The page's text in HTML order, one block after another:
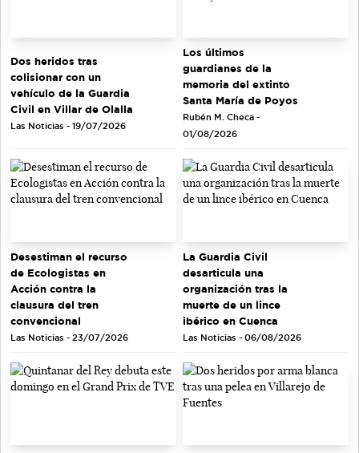
Dos heridos tras
colisionar con un
vehículo de la Guardia
Civil en Villar de Olalla
Las Noticias - 19/07/2026
Los últimos
guardianes de la
memoria del extinto
Santa María de Poyos
Rubén M. Checa -
01/08/2026
Desestiman el recurso
de Ecologistas en
Acción contra la
clausura del tren
convencional
Las Noticias - 23/07/2026
La Guardia Civil
desarticula una
organización tras la
muerte de un lince
ibérico en Cuenca
Las Noticias - 06/08/2026